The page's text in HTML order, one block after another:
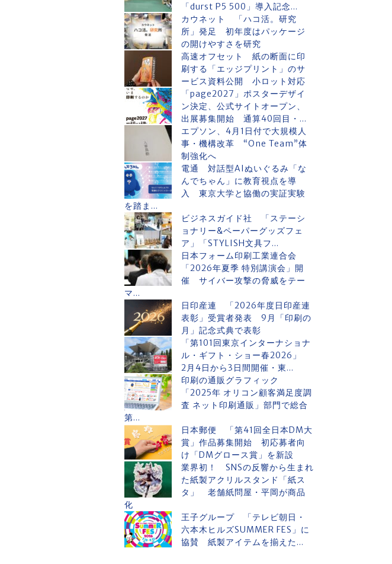
「durst P5 500」導入記念...
カウネット 「ハコ活。研究
所」発足 初年度はパッケージ
の開けやすさを研究
高速オフセット 紙の断面に印
刷する「エッジプリント」のサ
ービス資料公開 小ロット対応
「page2027」ポスターデザイ
ン決定、公式サイトオープン、
出展募集開始 通算40回目・...
エプソン、4月1日付で大規模人
事・機構改革 “One Team”体
制強化へ
電通 対話型AIぬいぐるみ「な
んでちゃん」に教育視点を導
入 東京大学と協働の実証実験
を踏ま...
ビジネスガイド社 「ステーシ
ョナリー&ペーパーグッズフェ
ア」「STYLISH文具フ...
日本フォーム印刷工業連合会
「2026年夏季 特別講演会」開
催 サイバー攻撃の脅威をテー
マ...
日印産連 「2026年度日印産連
表彰」受賞者発表 9月「印刷の
月」記念式典で表彰
「第101回東京インターナショナ
ル・ギフト・ショー春2026」
2月4日から3日間開催・東...
印刷の通販グラフィック
「2025年 オリコン顧客満足度調
査 ネット印刷通販」部門で総合
第...
日本郵便 「第41回全日本DM大
賞」作品募集開始 初応募者向
け「DMグロース賞」を新設
業界初！ SNSの反響から生まれ
た紙製アクリルスタンド「紙ス
タ」 老舗紙問屋・平岡が商品
化
王子グループ 「テレビ朝日・
六本木ヒルズSUMMER FES」に
協賛 紙製アイテムを揃えた...